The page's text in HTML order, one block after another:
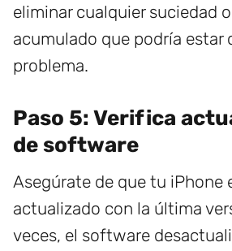
eliminar cualquier suciedad
acumulado que podría estar
problema.
Paso 5: Verifica
de software
Asegúrate de que tu iPhone
actualizado con la última
veces, el software